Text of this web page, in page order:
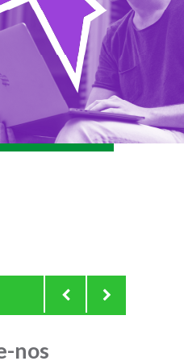
AVALIAÇÕES EM
nos